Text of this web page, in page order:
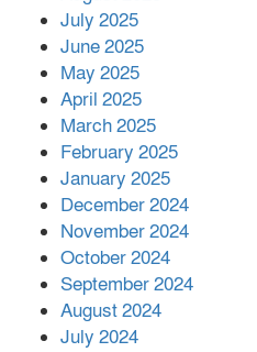
সহায়তা
July 2025
June 2025
May 2025
April 2025
March 2025
February 2025
January 2025
December 2024
November 2024
October 2024
September 2024
August 2024
July 2024